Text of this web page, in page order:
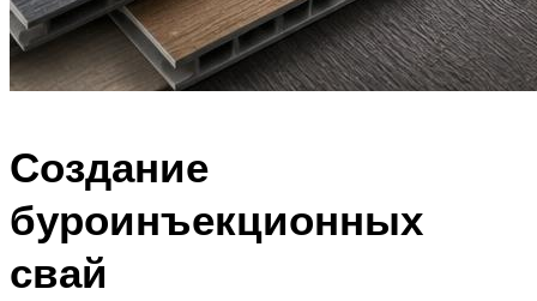
Создание
буроинъекционных
свай